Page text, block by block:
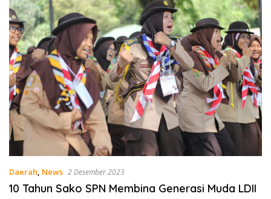
Daerah, News 2 Desember 2023
10 Tahun Sako SPN Membina Generasi Muda LDII